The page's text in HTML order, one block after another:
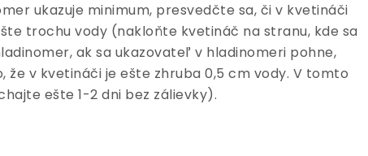
ukazuje minimum, presvedčte sa, či v kvetináči
trochu vody (nakloňte kvetináč na stranu, kde sa
ak sa ukazovateľ v hladinomeri pohne,
že v kvetináči je ešte zhruba 0,5 cm vody. V tomto
ešte 1-2 dni bez zálievky).